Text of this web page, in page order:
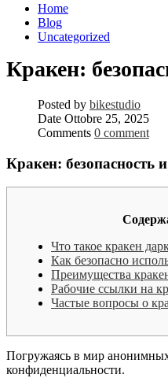
Home
Blog
Uncategorized
Кракен:
Posted by bikestudio
Date Ottobre 25, 2025
Comments 0 comment
Кракен: безопасность
Что такое кракен
Как безопасно
Преимущества
Рабочие ссылки на
Частые вопросы о
Погружаясь в мир
конфиденциальности.